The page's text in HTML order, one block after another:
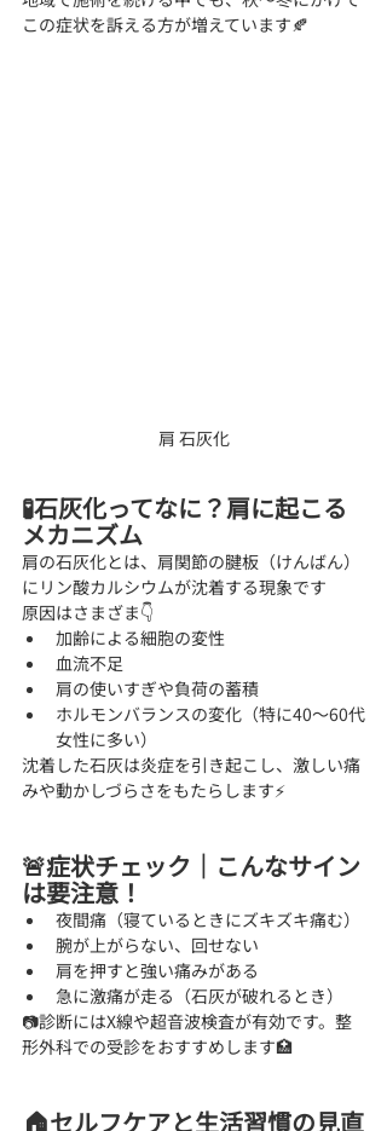
この症状を訴える方が増えています🍂
肩 石灰化
🧪石灰化ってなに？肩に起こる
メカニズム
肩の石灰化とは、肩関節の腱板（けんばん）
にリン酸カルシウムが沈着する現象です
原因はさまざま👇
加齢による細胞の変性
血流不足
肩の使いすぎや負荷の蓄積
ホルモンバランスの変化（特に40〜60代
女性に多い）
沈着した石灰は炎症を引き起こし、激しい痛
みや動かしづらさをもたらします⚡
🚨症状チェック｜こんなサイン
は要注意！
夜間痛（寝ているときにズキズキ痛む）
腕が上がらない、回せない
肩を押すと強い痛みがある
急に激痛が走る（石灰が破れるとき）
📷診断にはX線や超音波検査が有効です。整
形外科での受診をおすすめします🏥
🏠セルフケアと生活習慣の見直